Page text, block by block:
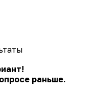
раньше.